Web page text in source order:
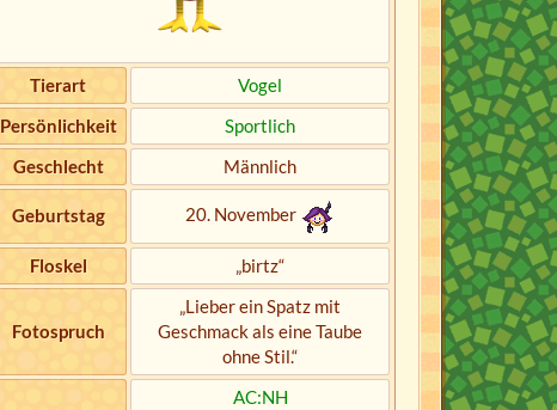
Tierart
Vogel
Persönlichkeit
Sportlich
Geschlecht
Männlich
Geburtstag 20. November
Floskel „birtz“
Fotospruch
„Lieber ein Spatz mit
Geschmack als eine Taube
ohne Stil.“
AC:NH